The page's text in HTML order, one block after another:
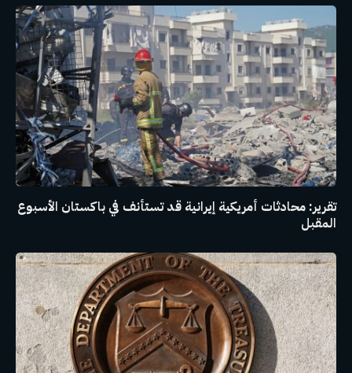
تقرير: محادثات أمريكية إيرانية قد تستأنف في باكستان الأسبوع
المقبل